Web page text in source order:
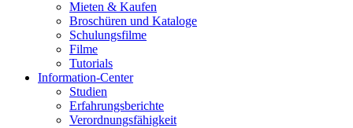
Mieten & Kaufen
Broschüren und Kataloge
Schulungsfilme
Filme
Tutorials
Information-Center
Studien
Erfahrungsberichte
Verordnungsfähigkeit